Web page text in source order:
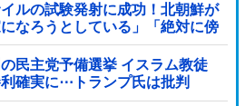
ルの試験発射に成功！北朝鮮が
なろうとしている」「絶対に傍
る」
民主党予備選挙 イスラム教徒
確実に⋯トランプ氏は批判